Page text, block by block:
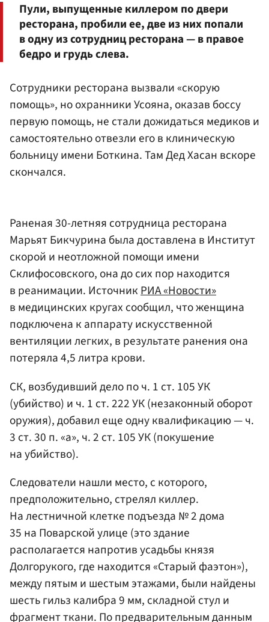
Пули, выпущенные киллером по двери
ресторана, пробили ее, две из них попали
в одну из сотрудниц ресторана — в правое
бедро и грудь слева.
Сотрудники ресторана вызвали «скорую
помощь», но охранники Усояна, оказав боссу
первую помощь, не стали дожидаться медиков и
самостоятельно отвезли его в клиническую
больницу имени Боткина. Там Дед Хасан вскоре
скончался.
Раненая 30-летняя сотрудница ресторана
Марьят Бикчурина была доставлена в Институт
скорой и неотложной помощи имени
Склифосовского, она до сих пор находится
в реанимации. ИсточникРИА «Новости»
в медицинских кругах сообщил, что женщина
подключена к аппарату искусственной
вентиляции легких, в результате ранения она
потеряла 4,5 литра крови.
СК, возбудивший дело по ч. 1 ст. 105 УК
(убийство) и ч. 1 ст. 222 УК (незаконный оборот
оружия), добавил еще одну квалификацию — ч.
3 ст. 30 п. «а», ч. 2 ст. 105 УК (покушение
на убийство).
Следователи нашли место, с которого,
предположительно, стрелял киллер.
На лестничной клетке подъезда № 2 дома
35 на Поварской улице (это здание
располагается напротив усадьбы князя
Долгорукого, где находится «Старый фаэтон»),
между пятым и шестым этажами, были найдены
шесть гильз калибра 9 мм, складной стул и
фрагмент ткани. По предварительным данным